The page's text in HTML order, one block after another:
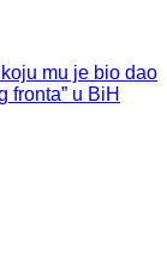
mu je bio dao
fronta” u BiH